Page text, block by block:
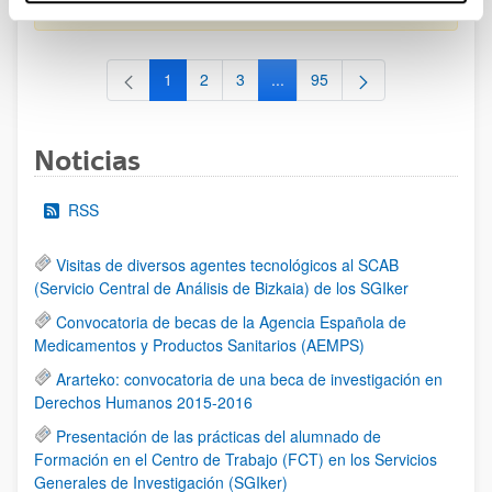
al 30/07/2026 (ambos incluídos)
Página
1 Página
2 Página
3 ...Páginas intermedias Use TAB
Página
95
Noticias
RSS
Visitas de diversos agentes tecnológicos al SCAB
(Servicio Central de Análisis de Bizkaia) de los SGIker
Convocatoria de becas de la Agencia Española de
Medicamentos y Productos Sanitarios (AEMPS)
Ararteko: convocatoria de una beca de investigación en
Derechos Humanos 2015-2016
Presentación de las prácticas del alumnado de
Formación en el Centro de Trabajo (FCT) en los Servicios
Generales de Investigación (SGIker)